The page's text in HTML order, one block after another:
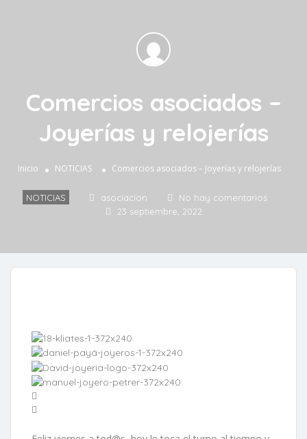
Comercios asociados –
Joyerías y relojerías
Inicio NOTICIAS Comercios asociados – Joyerías y relojerías
NOTICIAS asociacion
No hay comentarios
23 septiembre, 2022